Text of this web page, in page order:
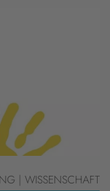
| WISSENSCHAFT